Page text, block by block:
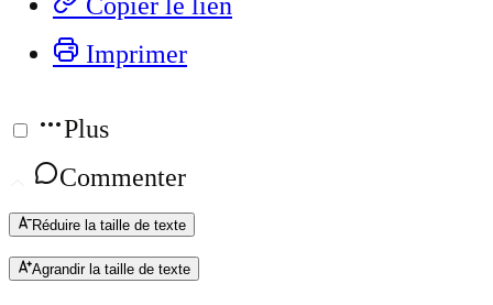
Copier le lien
Imprimer
Plus
Commenter
Réduire la taille de texte
Agrandir la taille de texte